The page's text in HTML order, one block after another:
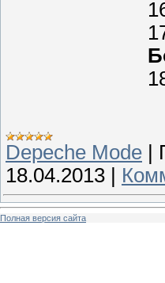
Depeche Mode
18.04.2013
Полная версия сайта